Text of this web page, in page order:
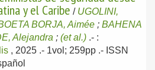
y el Caribe / UGOLINI,
BORJA, Aimée ; BAHENA
Alejandra ; (et al.) .- :
, 2025 .- 1vol; 259pp .- ISSN